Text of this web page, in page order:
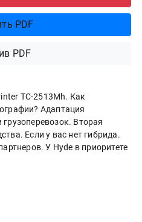
PDF
PDF
ТС-2513Mh. Как
Адаптация
Вторая
Если у вас нет гибрида.
У Hyde в приоритете